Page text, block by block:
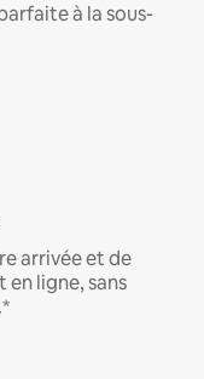
à la sous-
arrivée et de
ligne, sans